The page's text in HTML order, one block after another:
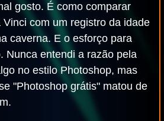
gosto. É como comparar
com um registro da idade
caverna. E o esforço para
Nunca entendi a razão pela
no estilo Photoshop, mas
"Photoshop grátis" matou de